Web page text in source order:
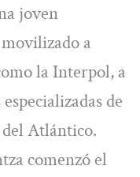
joven
a
la Interpol, a
de
Atlántico.
comenzó el